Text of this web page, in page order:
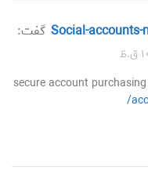
social- گفت:
secure account